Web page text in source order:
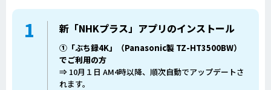
1 新「NHKプラス」アプリのインストール
①「ぶち録4K」（Panasonic製 TZ-HT3500BW）
でご利用の方
⇒ 10月１日 AM4時以降、順次自動でアップデートさ
れます。